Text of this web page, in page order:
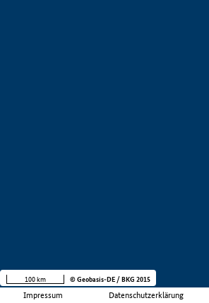
Impressum Datenschutzerklärung
100 km © Geobasis-DE / BKG 2015